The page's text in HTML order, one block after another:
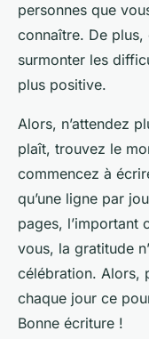
personnes que
connaître. De
surmonter les
plus positive.
Alors, n’attendez
plaît, trouvez le
commencez à
qu’une ligne par
pages, l’important
vous, la gratitude
célébration. Alors,
chaque jour ce
Bonne écriture !